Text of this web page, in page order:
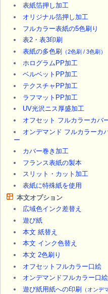
表紙箔押し加工
オリジナル箔押し加工
フルカラー表紙の5色刷り
表2・表3印刷
表紙の多色刷
（2色刷 / 3色刷）
ホログラムPP加工
ベルベットPP加工
テクスチャPP加工
ラフマットPP加工
UV光沢ニス厚盛加工
オフセット フルカラーカバ
オンデマンド フルカラーカ
ー
カバー巻き加工
フランス表紙の製本
スリット・カット加工
表紙に特殊紙を使用
本文オプション
広域色インク差替え
遊び紙
本文 紙替え
本文 インク色替え
本文 2色刷り
オフセットフルカラー口絵
オンデマンドフルカラー口絵
遊び紙用紙への印刷
（オンデ